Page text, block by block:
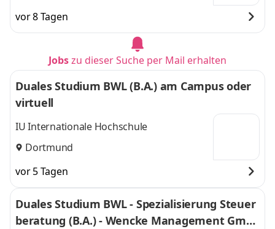
vor 8 Tagen
Jobszu dieser Suche per Mail erhalten
Duales Studium BWL (B.A.) am Campus oder
virtuell
IU Internationale Hochschule
Dortmund
vor 5 Tagen
Duales Studium BWL - Spezialisierung Steuer
beratung (B.A.) - Wencke Management Gmb